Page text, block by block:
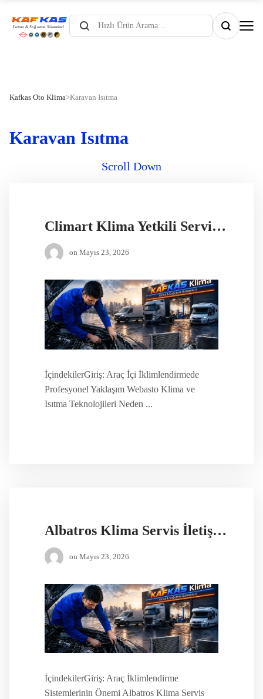
Products
search
Kafkas Oto Klima>Karavan Isıtma
Karavan Isıtma
Scroll Down
Climart Klima Yetkili Servis İstanbul
on Mayıs 23, 2026
İçindekilerGiriş: Araç İçi İklimlendirmede
Profesyonel Yaklaşım Webasto Klima ve
Isıtma Teknolojileri Neden ...
Albatros Klima Servis İletişim
on Mayıs 23, 2026
İçindekilerGiriş: Araç İklimlendirme
Sistemlerinin Önemi Albatros Klima Servis